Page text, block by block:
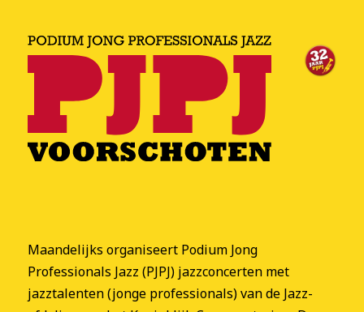
Maandelijks organiseert Podium Jong
Professionals Jazz (PJPJ) jazzconcerten met
jazztalenten (jonge professionals) van de Jazz-